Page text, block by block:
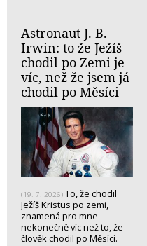
Astronaut J. B.
Irwin: to že Ježíš
chodil po Zemi je
víc, než že jsem já
chodil po Měsíci
(19. 7. 2026) To, že chodil
Ježíš Kristus po zemi,
znamená pro mne
nekonečně víc než to, že
člověk chodil po Měsíci.